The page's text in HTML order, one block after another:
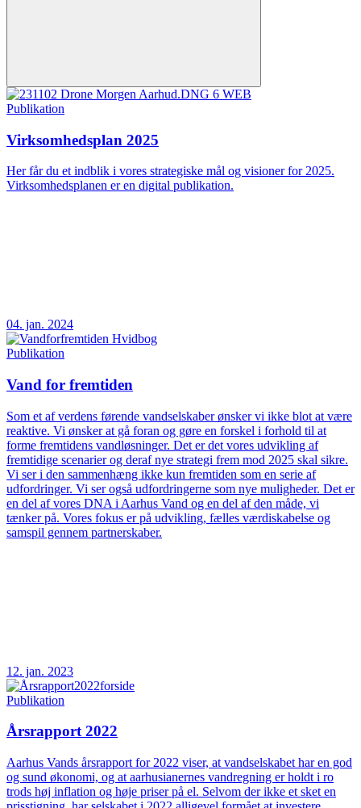
Publikation
Virksomhedsplan 2025
Her får du et indblik i vores strategiske mål og visioner for 2025.
Virksomhedsplanen er en digital publikation.
04. jan. 2024
Publikation
Vand for fremtiden
Som et af verdens førende vandselskaber ønsker vi ikke blot at være
reaktive. Vi ønsker at gå foran og gøre en forskel i forhold til at
forme fremtidens vandløsninger. Det er det vores udvikling af
fremtidige scenarier og deraf nye strategi frem mod 2025 skal sikre.
Vi ser i den sammenhæng ikke kun fremtiden som en serie af
udfordringer. Vi ser også udfordringerne som nye muligheder. Det er
en del af vores DNA i Aarhus Vand og en del af den måde, vi
tænker på. Vores fokus er på udvikling, fælles værdiskabelse og
samspil gennem partnerskaber.
12. jan. 2023
Publikation
Årsrapport 2022
Aarhus Vands årsrapport for 2022 viser, at vandselskabet har en god
og sund økonomi, og at aarhusianernes vandregning er holdt i ro
trods høj inflation og høje priser på el. Selvom der ikke et sket en